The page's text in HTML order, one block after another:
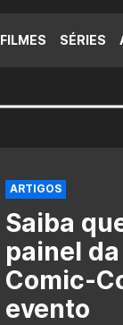
FILMES SÉRIES
ARTIGOS
Saiba
painel
Comic-
evento